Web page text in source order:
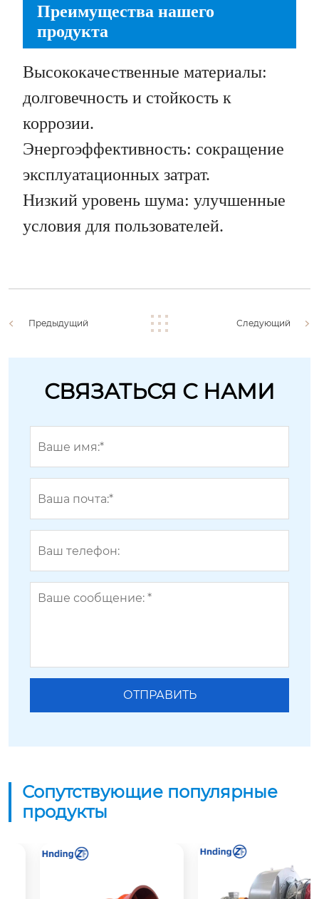
Преимущества нашего
продукта
Высококачественные материалы:
долговечность и стойкость к
коррозии.
Энергоэффективность: сокращение
эксплуатационных затрат.
Низкий уровень шума: улучшенные
условия для пользователей.
Предыдущий Следующий
СВЯЗАТЬСЯ С НАМИ
Сопутствующие популярные
продукты